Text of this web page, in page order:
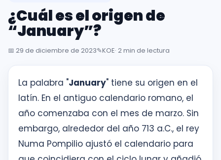
Habla
inglés
desde
la
Intranet
KOE
SISK
¿Cuál es el origen de
“January”?
📅 29 de diciembre de 2023✎️KOE· 2 min de lectura
La palabra "January" tiene su origen en el
latín. En el antiguo calendario romano, el
año comenzaba con el mes de marzo. Sin
embargo, alrededor del año 713 a.C., el rey
Numa Pompilio ajustó el calendario para